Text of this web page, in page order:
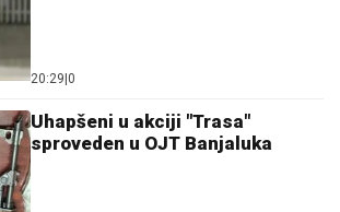
20:29 0
Uhapšeni u akciji "Trasa"
sproveden u OJT Banjaluka